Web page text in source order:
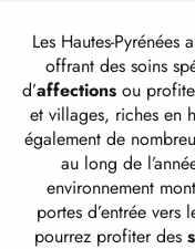
Les Hautes-
offrant des soins
d’affections ou
et villages, riches en
également de
au long de
environnement
portes d’entrée vers
pourrez profiter des